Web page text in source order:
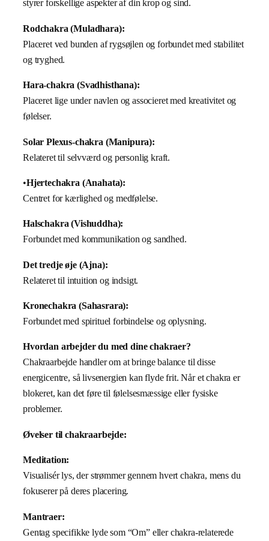
styrer forskellige aspekter af din krop og sind.
Rodchakra (Muladhara):
Placeret ved bunden af rygsøjlen og forbundet med stabilitet
og tryghed.
Hara-chakra (Svadhisthana):
Placeret lige under navlen og associeret med kreativitet og
følelser.
Solar Plexus-chakra (Manipura):
Relateret til selvværd og personlig kraft.
•Hjertechakra (Anahata):
Centret for kærlighed og medfølelse.
Halschakra (Vishuddha):
Forbundet med kommunikation og sandhed.
Det tredje øje (Ajna):
Relateret til intuition og indsigt.
Kronechakra (Sahasrara):
Forbundet med spirituel forbindelse og oplysning.
Hvordan arbejder du med dine chakraer?
Chakraarbejde handler om at bringe balance til disse
energicentre, så livsenergien kan flyde frit. Når et chakra er
blokeret, kan det føre til følelsesmæssige eller fysiske
problemer.
Øvelser til chakraarbejde:
Meditation:
Visualisér lys, der strømmer gennem hvert chakra, mens du
fokuserer på deres placering.
Mantraer:
Gentag specifikke lyde som “Om” eller chakra-relaterede